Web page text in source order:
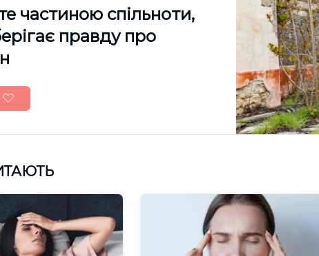
частиною спільноти,
правду про